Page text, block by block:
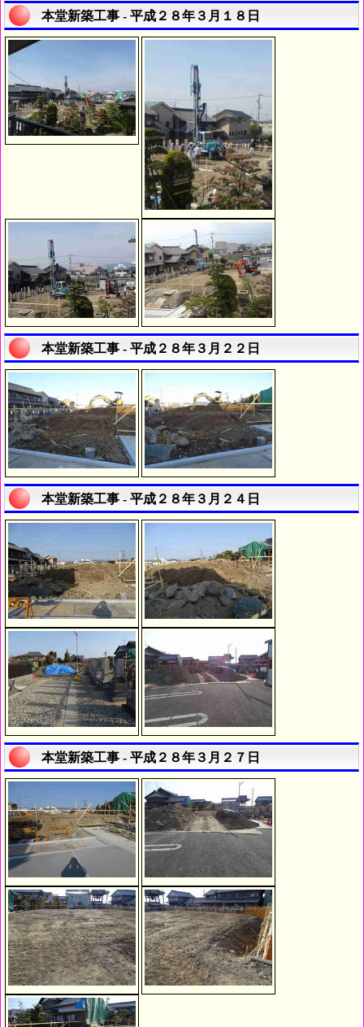
本堂新築工事 - 平成２８年３月１８日
本堂新築工事 - 平成２８年３月２２日
本堂新築工事 - 平成２８年３月２４日
本堂新築工事 - 平成２８年３月２７日